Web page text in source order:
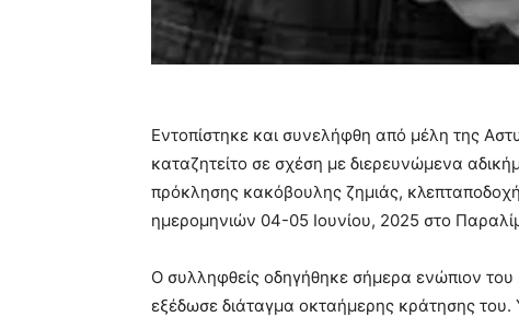
Εντοπίστηκε και συνελήφθη από μέλη της
καταζητείτο σε σχέση με διερευνώμενα
πρόκλησης κακόβουλης ζημιάς,
ημερομηνιών 04-05 Ιουνίου, 2025 στο
Ο συλληφθείς οδηγήθηκε σήμερα ενώπιον
εξέδωσε διάταγμα οκταήμερης κράτησης του.